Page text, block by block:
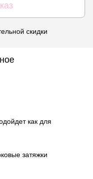
скидки
как для
затяжки